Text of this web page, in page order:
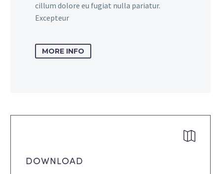
cillum dolore eu fugiat nulla pariatur.
Excepteur
MORE INFO
DOWNLOAD